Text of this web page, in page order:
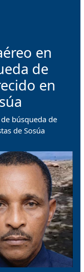
en
de
en
búsqueda de
de Sosúa